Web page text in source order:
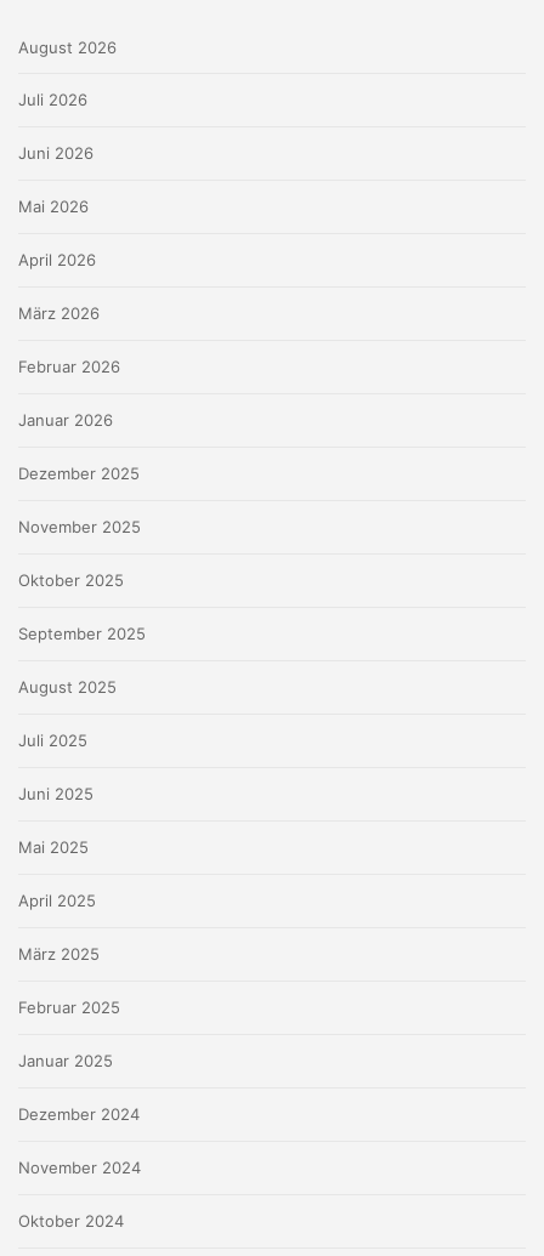
August 2026
Juli 2026
Juni 2026
Mai 2026
April 2026
März 2026
Februar 2026
Januar 2026
Dezember 2025
November 2025
Oktober 2025
September 2025
August 2025
Juli 2025
Juni 2025
Mai 2025
April 2025
März 2025
Februar 2025
Januar 2025
Dezember 2024
November 2024
Oktober 2024